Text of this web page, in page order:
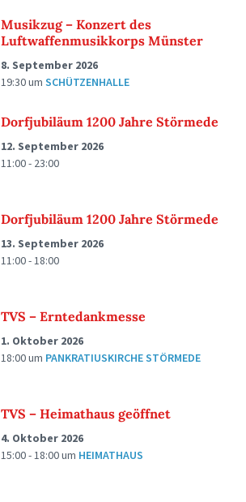
Musikzug – Konzert des
Luftwaffenmusikkorps Münster
8. September 2026
19:30um SCHÜTZENHALLE
Dorfjubiläum 1200 Jahre Störmede
12. September 2026
11:00 - 23:00
Dorfjubiläum 1200 Jahre Störmede
13. September 2026
11:00 - 18:00
TVS – Erntedankmesse
1. Oktober 2026
18:00um PANKRATIUSKIRCHE STÖRMEDE
TVS – Heimathaus geöffnet
4. Oktober 2026
15:00 - 18:00um HEIMATHAUS